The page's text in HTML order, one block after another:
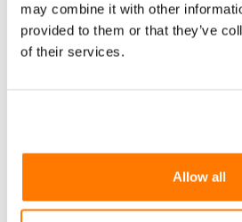
may combine it with other
provided to them or that they’ve
of their services.
Allow all
Kirchgemeinde braucht sich
Informationstechnologie zu
Programmupdates, Backups,